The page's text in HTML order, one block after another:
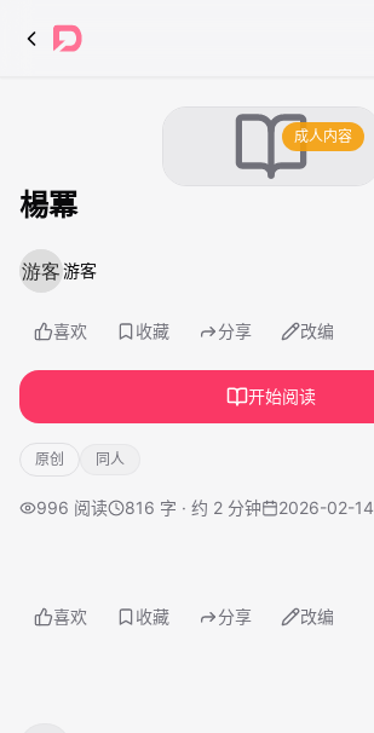
成人内容
楊冪
游客
喜欢 收藏 分享 改编
开始阅读
原创 同人
996 阅读 816 字 · 约 2 分钟 2026-02-14
喜欢 收藏 分享 改编